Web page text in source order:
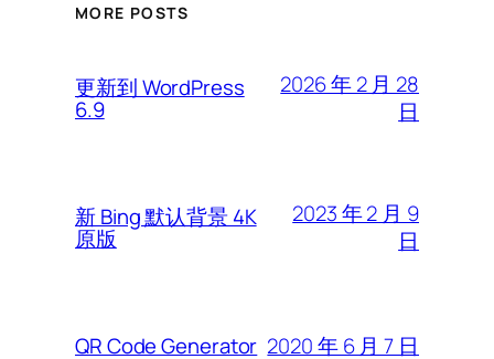
MORE POSTS
更新到 WordPress
6.9
2026 年 2 月 28
日
新 Bing 默认背景 4K
原版
2023 年 2 月 9
日
QR Code Generator 2020 年 6 月 7 日